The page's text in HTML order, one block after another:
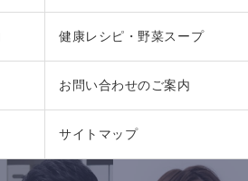
健康レシピ・野菜スープ
お問い合わせのご案内
サイトマップ